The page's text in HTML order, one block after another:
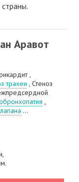
Аравот
,
трахеи , Стеноз
,
...